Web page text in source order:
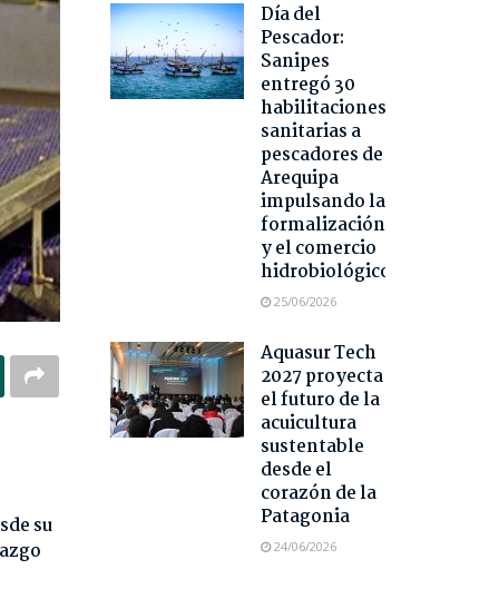
su
Día del
Pescador:
Sanipes
entregó 30
habilitaciones
sanitarias a
pescadores de
Arequipa
impulsando la
formalización
y el comercio
hidrobiológico
25/06/2026
Aquasur Tech
2027 proyecta
el futuro de la
acuicultura
sustentable
desde el
corazón de la
Patagonia
24/06/2026